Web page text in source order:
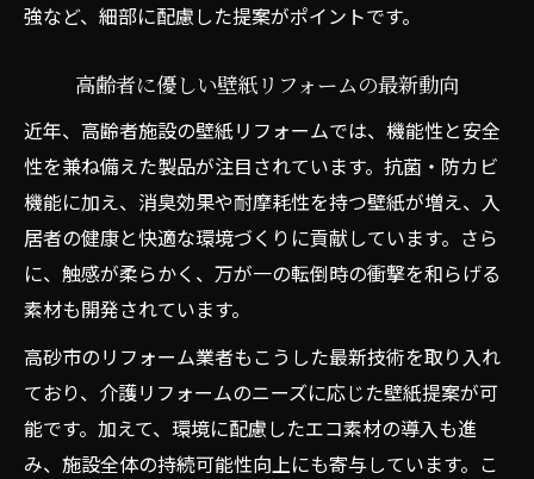
強など、細部に配慮した提案がポイントです。
高齢者に優しい壁紙リフォームの最新動向
近年、高齢者施設の壁紙リフォームでは、機能性と安全
性を兼ね備えた製品が注目されています。抗菌・防カビ
機能に加え、消臭効果や耐摩耗性を持つ壁紙が増え、入
居者の健康と快適な環境づくりに貢献しています。さら
に、触感が柔らかく、万が一の転倒時の衝撃を和らげる
素材も開発されています。
高砂市のリフォーム業者もこうした最新技術を取り入れ
ており、介護リフォームのニーズに応じた壁紙提案が可
能です。加えて、環境に配慮したエコ素材の導入も進
み、施設全体の持続可能性向上にも寄与しています。こ